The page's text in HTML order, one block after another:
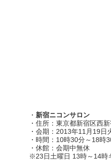
・ 新宿ニコンサロン
・住所：東京都新宿区西
・会期：2013年11月19
・時間：10時30分～18時
・休館：会期中無休
※23日土曜日 13時～14時